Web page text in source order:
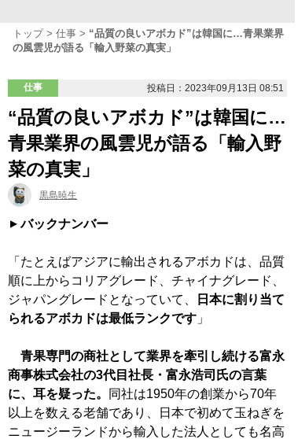
トップ 仕事
“品質の良いアボカド”は韓国に…青果業界
の風雲児が語る「輸入野菜の真実」
仕事 投稿日：2023年09月13日 08:51
“品質の良いアボカド”は韓国に…
青果業界の風雲児が語る「輸入野
菜の真実」
黒島暁生
バックナンバー
「たとえばアジアに輸出されるアボカドは、品質
順に上からコリアグレード、チャイナグレード、
ジャパングレードとなっていて、
日本に割り当て
られるアボカドは最低ランクです 」
青果専門の商社として業界を牽引し続ける富永
商事株式会社の3代目社長・富永浩司氏の言葉
に、耳を疑った。
同社は1950年の創業から70年
以上を数える老舗であり、日本で初めて玉ねぎを
ニュージーランドから輸入した法人としても名高